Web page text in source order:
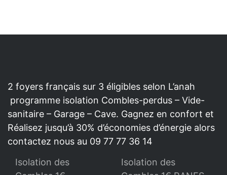
2 foyers français sur 3 éligibles selon L’anah
programme isolation Combles-perdus – Vide-
sanitaire – Garage – Cave. Gagnez en confort et
Réalisez jusqu’à 30% d’économies d’énergie alors
contactez nous au 09 77 77 36 14
Isolation des
Isolation des